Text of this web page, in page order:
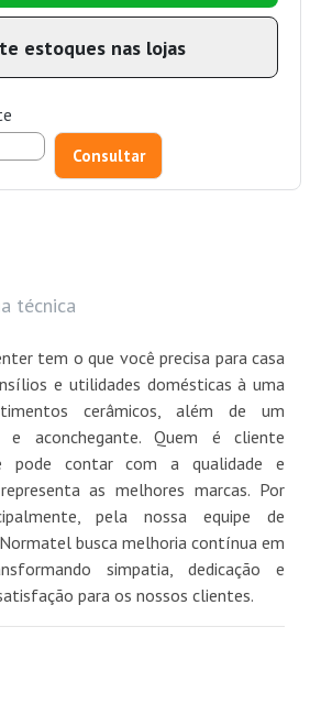
estoques nas lojas
técnica
tem o que você precisa para casa
e utilidades domésticas à uma
cerâmicos, além de um
e aconchegante. Quem é cliente
pode contar com a qualidade e
as melhores marcas. Por
pela nossa equipe de
busca melhoria contínua em
simpatia, dedicação e
para os nossos clientes.